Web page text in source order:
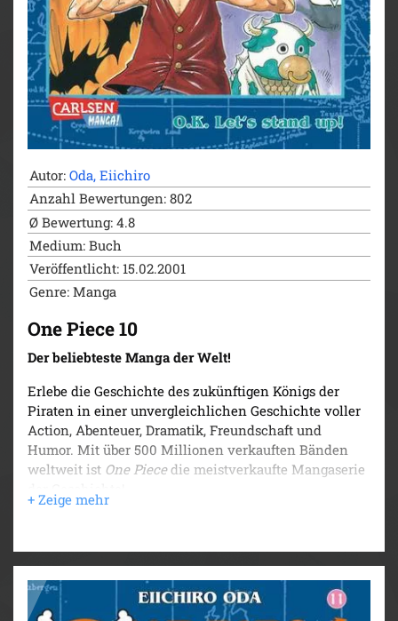
Autor: Oda, Eiichiro
Anzahl Bewertungen: 802
Ø Bewertung: 4.8
Medium: Buch
Veröffentlicht: 15.02.2001
Genre: Manga
One Piece 10
Der beliebteste Manga der Welt!
Erlebe die Geschichte des zukünftigen Königs der
Piraten in einer unvergleichlichen Geschichte voller
Action, Abenteuer, Dramatik, Freundschaft und
Humor. Mit über 500 Millionen verkauften Bänden
weltweit ist One Piecedie meistverkaufte Mangaserie
Zorro, Sanji, Lysop und den Fischmenschen von
Arlong. Die Kräfte scheinen gleich verteilt, doch als
Arlong Ruffy, der in einem Felsblock stecken